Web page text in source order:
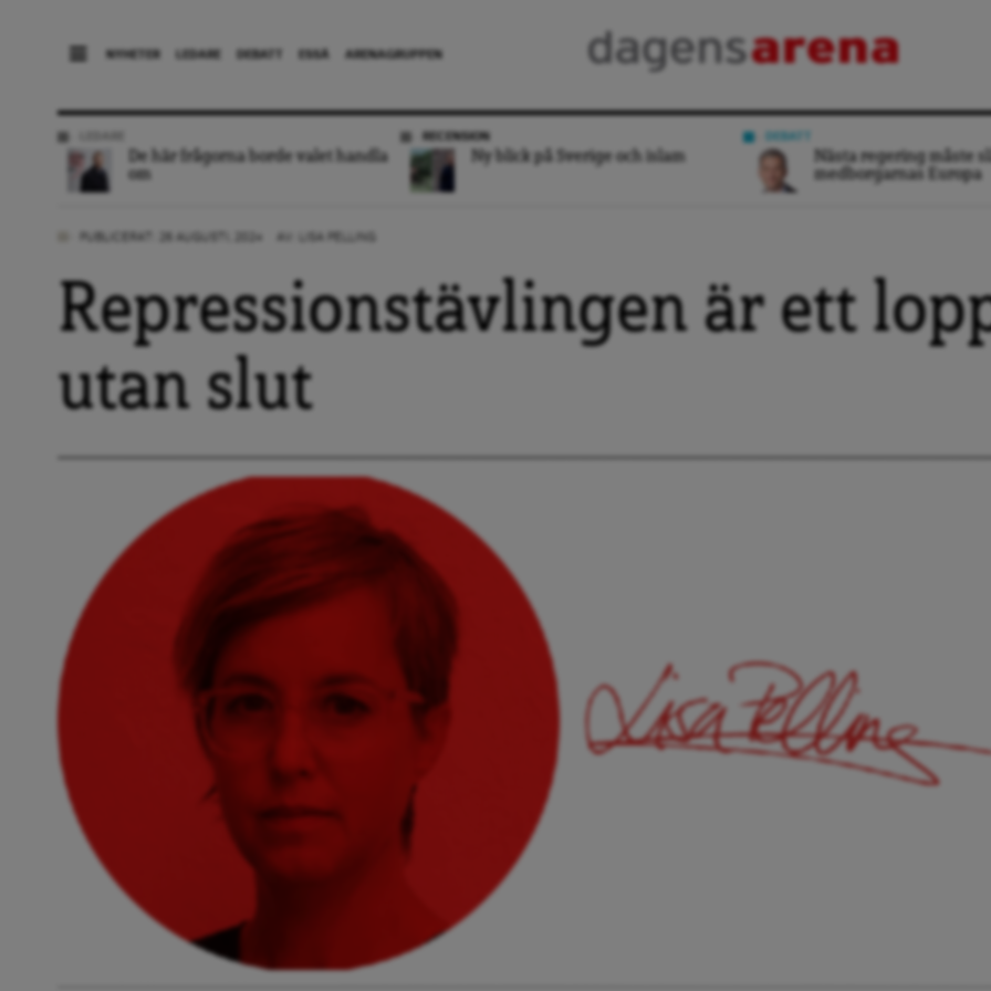
NYHETER LEDARE DEBATT ESSÄ ARENAGRUPPEN
De här frågorna borde valet handla
om
RECENSION
Ny blick på Sverige och islam
Nästa regering måste
medborgarnas Europa
Repressionstävlingen är ett
utan slut